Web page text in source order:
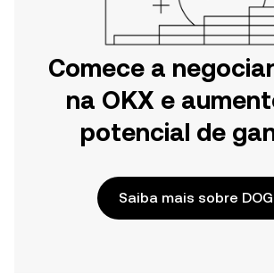
Comece a
na OKX e
potencial de
Saiba mais sobre